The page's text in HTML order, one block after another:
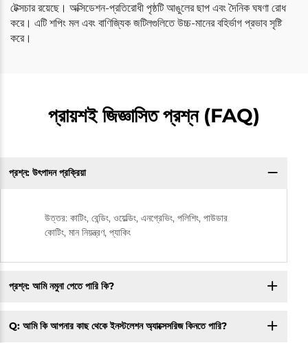
টেক্সচার রয়েছে। অক্সিডেশন-প্রতিরোধী পৃষ্ঠটি আঙুলের ছাপ এবং দৈনিক ঘষণা রোধ
করে। এটি শপিং মল এবং বাণিজ্যিক জটিলগুলিতে উচ্চ-মানের বহির্ভাগ প্রভাব সৃষ্টি
করে।
প্রায়শই জিজ্ঞাসিত প্রশ্ন (FAQ)
প্রশ্ন: উৎপাদন প্রক্রিয়া
উত্তর: কাটিং, বেন্ডিং, ওয়েল্ডিং, এনগ্রেভিং, পলিশিং, পাউডার
কোটিং, মান নিয়ন্ত্রণ, প্যাকিং
প্রশ্ন: আমি নমুনা পেতে পারি কি?
Q: আমি কি আপনার কাছ থেকে ইনস্টলেশন অ্যাক্সেসরিজ কিনতে পারি?